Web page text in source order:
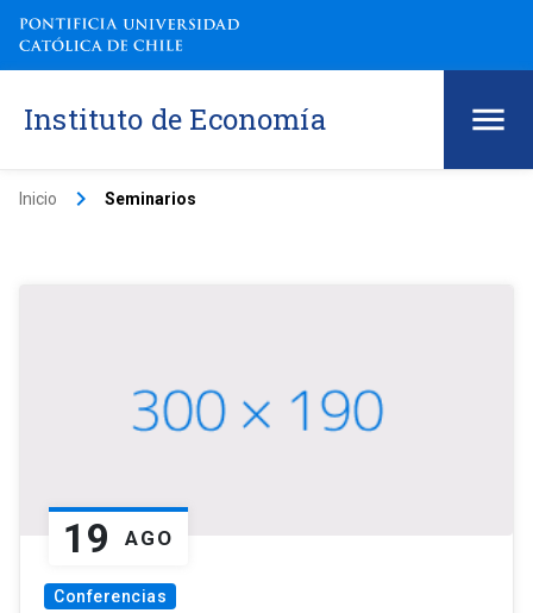
Instituto de Economía
Inicio keyboard_arrow_right Seminarios
19 AGO
Conferencias